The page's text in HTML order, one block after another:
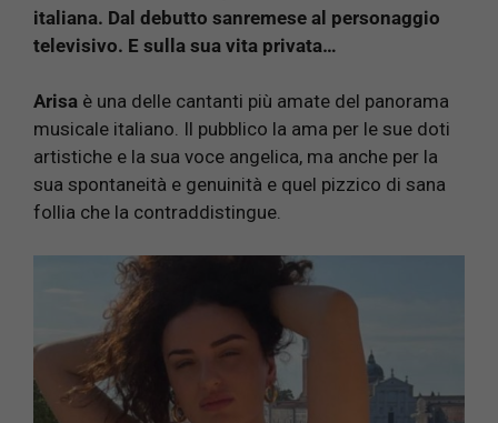
italiana. Dal debutto sanremese al personaggio
televisivo. E sulla sua vita privata…
Arisa è una delle cantanti più amate del panorama
musicale italiano. Il pubblico la ama per le sue doti
artistiche e la sua voce angelica, ma anche per la
sua spontaneità e genuinità e quel pizzico di sana
follia che la contraddistingue.